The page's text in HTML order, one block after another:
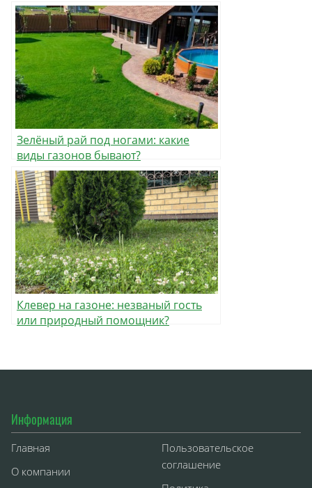
сохранения идеального покрытия
Зелёный рай под ногами: какие
виды газонов бывают?
Клевер на газоне: незваный гость
или природный помощник?
Информация
Главная
О компании
Пользовательское
соглашение